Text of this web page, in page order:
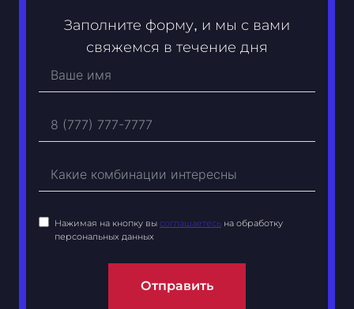
Заполните форму, и мы с вами
свяжемся в течение дня
Нажимая на кнопку вы соглашаетесь на обработку
персональных данных
Отправить